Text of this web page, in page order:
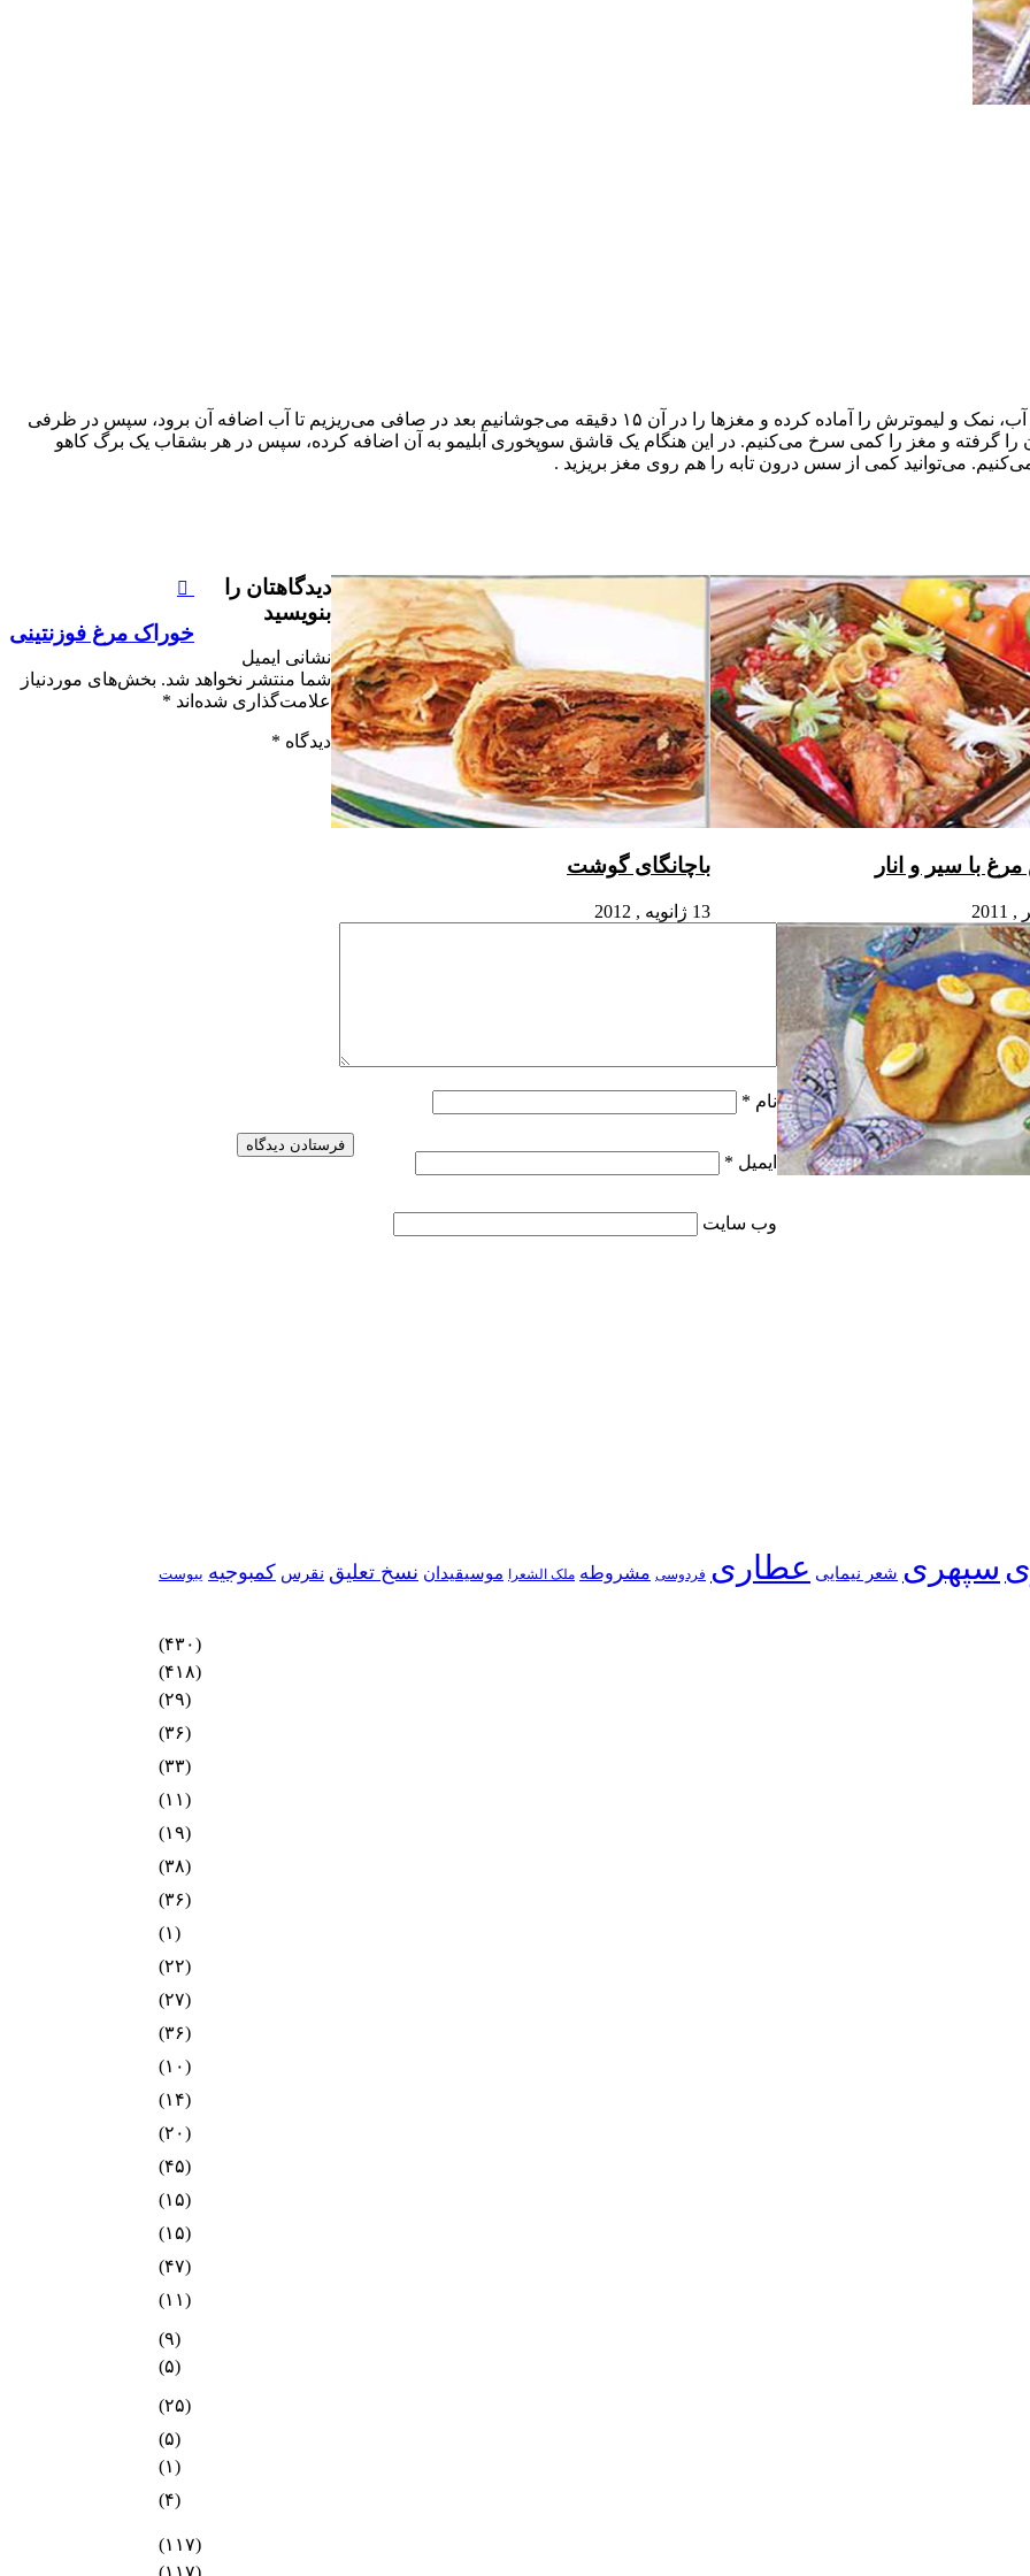
مغزها را ده دقیقه در آب و سرکه گذاشته و پاک می‌کنیم. مخلوطی از آب، نمک و لیموترش را آماده کرده و مغزها را در آن ۱۵ دقیقه می‌جوشانیم بعد در صافی می‌ریزیم تا آب اضافه آن برود، سپس در ظرفی
گرفته و مغز را کمی سرخ می‌کنیم. در این هنگام یک قاشق سوپخوری آبلیمو به آن اضافه کرده، سپس در هر بشقاب یک برگ کاهو
می‌توانید کمی از سس درون تابه را هم روی مغز بریزید .
خوراک مرغ فوزنتینی
با سیر و انار باچانگای گوشت
13 ژانویه , 2012
دیدگاهتان را
بنویسید
نشانی ایمیل
شما منتشر نخواهد شد. بخش‌های موردنیاز
علامت‌گذاری شده‌اند *
دیدگاه *
نام *
ایمیل *
وب‌ سایت
سپهری شعر نیمایی عطاری فردوسی مشروطه ملک الشعرا موسیقیدان نسخ تعلیق نقرس کمبوجیه یبوست
(۴۳۰)
(۴۱۸)
(۲۹)
(۳۶)
(۳۳)
(۱۱)
(۱۹)
(۳۸)
(۳۶)
(۱)
(۲۲)
(۲۷)
(۳۶)
(۱۰)
(۱۴)
(۲۰)
(۴۵)
(۱۵)
(۱۵)
(۴۷)
(۱۱)
(۹)
(۵)
(۲۵)
(۵)
(۱)
(۴)
(۱۱۷)